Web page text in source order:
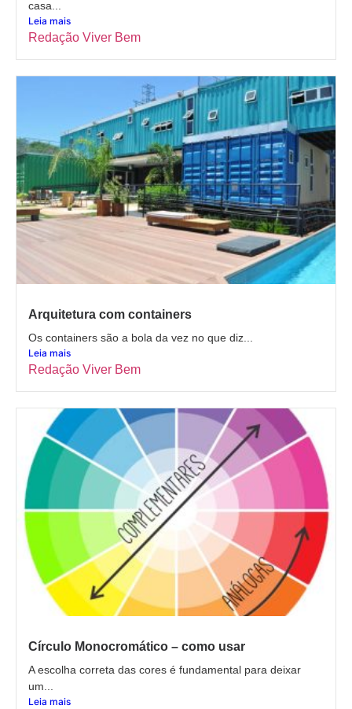
casa...
Leia mais
Redação Viver Bem
Arquitetura com containers
Os containers são a bola da vez no que diz...
Leia mais
Redação Viver Bem
Círculo Monocromático – como usar
A escolha correta das cores é fundamental para deixar
um...
Leia mais